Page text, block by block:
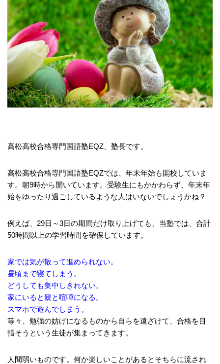
高松高校合格専門国語塾EQZ、塾長です。
高松高校合格専門国語塾EQZでは、年末年始も開校していま
す。朝9時から開いています。受験生にもかかわらず、年末年
始をゆったり過ごしているような人はいないでしょうかね？
例えば、29日～3日の期間だけ取り上げても、当塾では、合計
50時間以上の学習時間を確保しています。
家では気が散って進められない。
昼頃まで寝てしまう。
どうしても集中しきれない。
家にいると親と喧嘩になる。
スマホで遊んでしまう。
等々、勉強の妨げになるものから自らを遠ざけて、合格を目
指そうという生徒が集まってきます。
人間弱いものです。何か楽しいことがあるとそちらに流され